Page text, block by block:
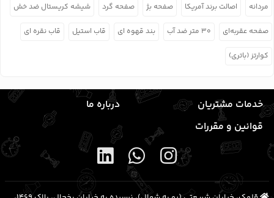
مردانه اصالت برند آمریکا صفحه بژ صفحه گرد شیشه کریستال ضد خش
صفحه عقربه‌ای ۳۰ متر ضد آب بند قهوه ای قاب استیل قاب نقره ای
کوارتز (باتری)
خدمات مشتریان
درباره ما
قوانین و مقررات